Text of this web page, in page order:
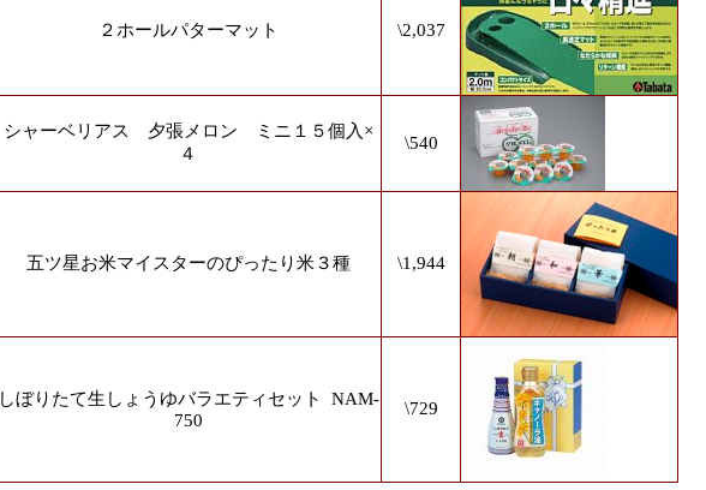
２ホールパターマット \2,037
シャーベリアス 夕張メロン ミニ１５個入×
４
\540
五ツ星お米マイスターのぴったり米３種 \1,944
しぼりたて生しょうゆバラエティセット
NAM-
750
\729